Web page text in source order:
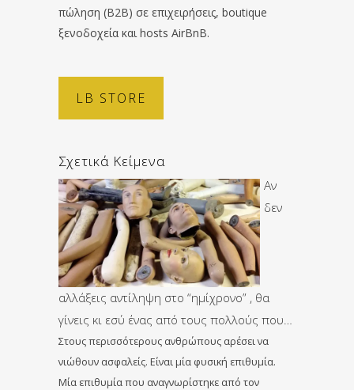
πώληση (B2B) σε επιχειρήσεις, boutique
ξενοδοχεία και hosts AirBnB.
LB STORE
Σχετικά Κείμενα
Αν
δεν
αλλάξεις αντίληψη στο “ημίχρονο” , θα
γίνεις κι εσύ ένας από τους πολλούς που…
Στους περισσότερους ανθρώπους αρέσει να
νιώθουν ασφαλείς. Είναι μία φυσική επιθυμία.
Μία επιθυμία που αναγνωρίστηκε από τον